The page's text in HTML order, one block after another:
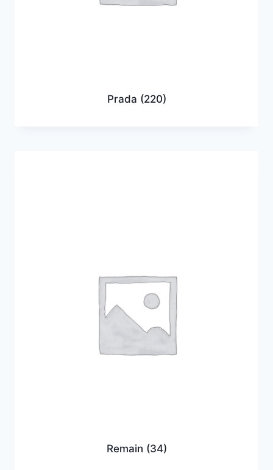
Prada (220)
Remain (34)